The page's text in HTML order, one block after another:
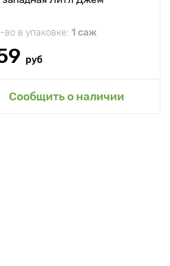
во в упаковке: 1 саж
руб
Сообщить о наличии
Добавить в мой сад